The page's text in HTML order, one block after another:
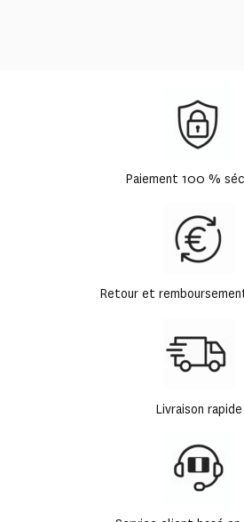
Paiement 100 %
Retour et
Livraison rapide